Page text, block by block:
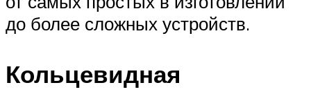
до более сложных устройств.
Кольцевидная